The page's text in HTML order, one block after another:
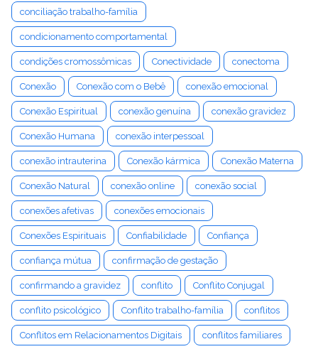
conciliação trabalho-família
condicionamento comportamental
condições cromossômicas Conectividade conectoma
Conexão Conexão com o Bebê conexão emocional
Conexão Espiritual conexão genuína conexão gravidez
Conexão Humana conexão interpessoal
conexão intrauterina Conexão kármica Conexão Materna
Conexão Natural conexão online conexão social
conexões afetivas conexões emocionais
Conexões Espirituais Confiabilidade Confiança
confiança mútua confirmação de gestação
confirmando a gravidez conflito Conflito Conjugal
conflito psicológico Conflito trabalho-família conflitos
Conflitos em Relacionamentos Digitais conflitos familiares